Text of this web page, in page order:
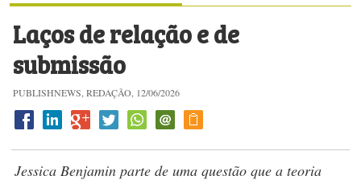
Laços de relação e de
submissão
PUBLISHNEWS, REDAÇÃO, 12/06/2026
Jessica Benjamin parte de uma questão que a teoria